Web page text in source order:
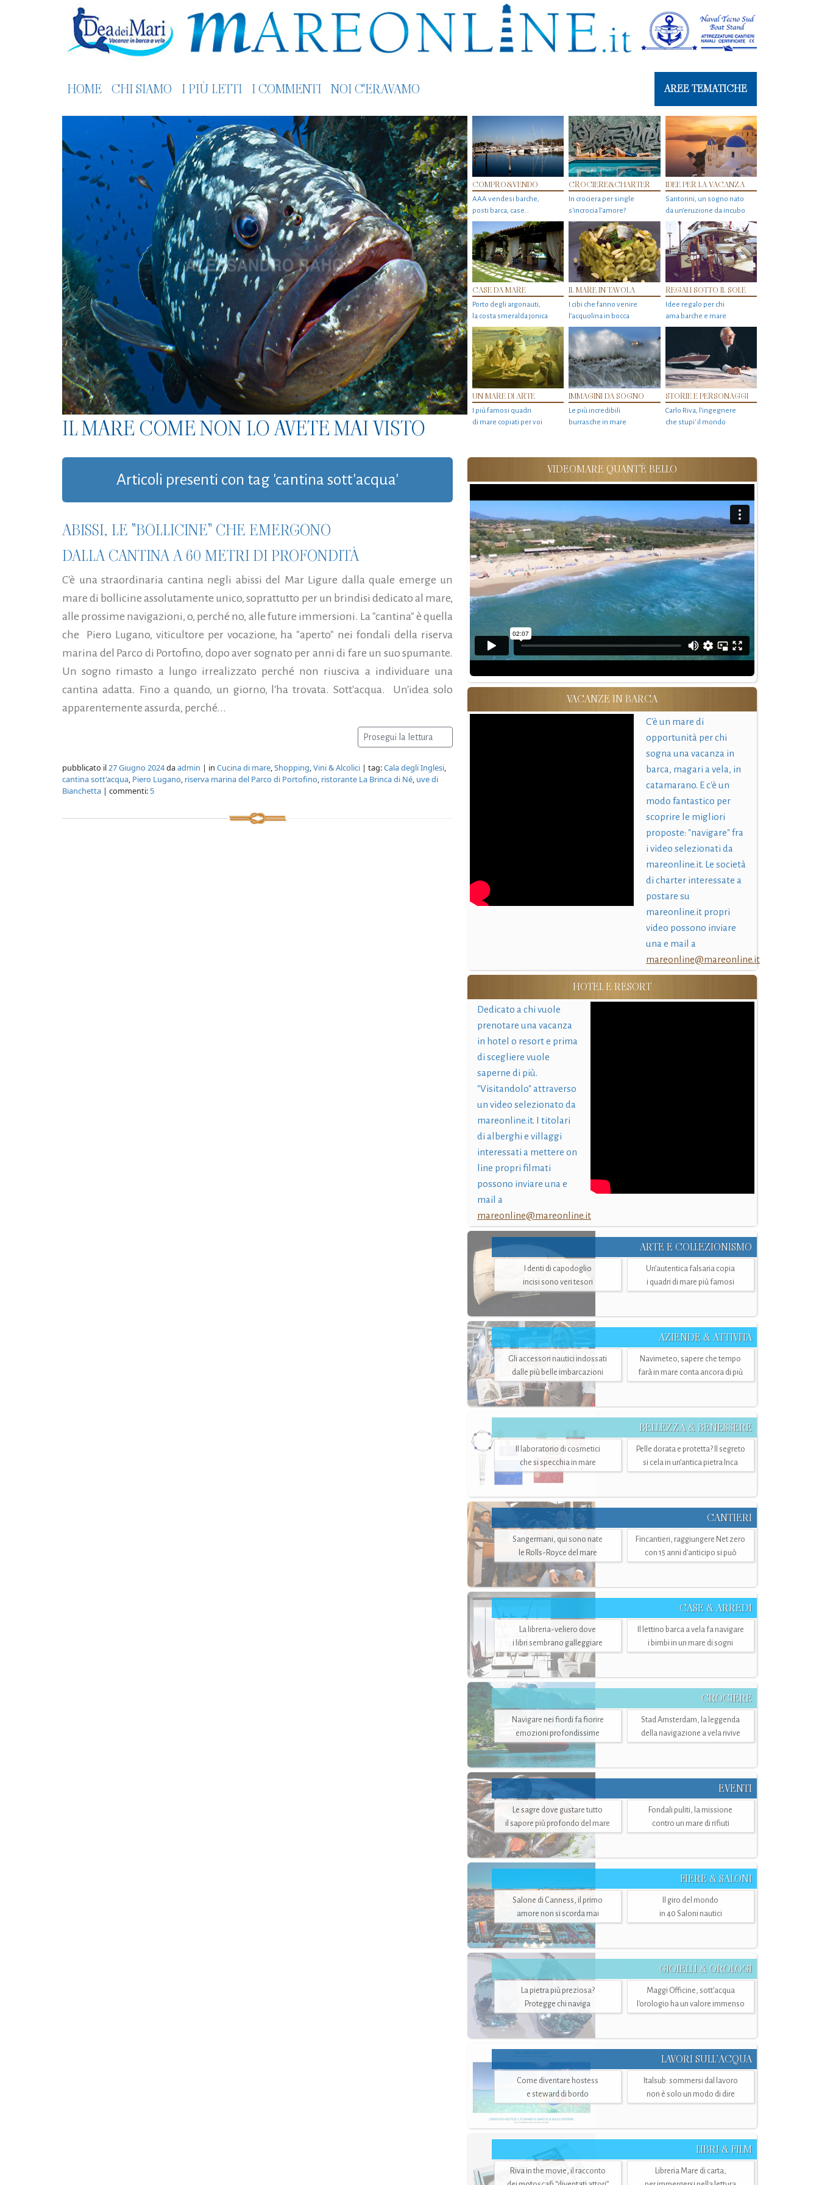
HOME CHI SIAMO I PIÙ LETTI I COMMENTI NOI C'ERAVAMO AREE TEMATICHE
IL MARE COME NON LO AVETE MAI VISTO
COMPRO&VENDO
AAA vendesi barche,
posti barca, case…
CROCIERE&CHARTER
In crociera per single
s'incrocia l’amore?
IDEE PER LA VACANZA
Santorini, un sogno nato
da un’eruzione da incubo
CASE DA MARE
Porto degli argonauti,
la costa smeralda jonica
IL MARE IN TAVOLA
I cibi che fanno venire
l’acquolina in bocca
REGALI SOTTO IL SOLE
Idee regalo per chi
ama barche e mare
UN MARE DI ARTE
I più famosi quadri
di mare copiati per voi
IMMAGINI DA SOGNO
Le più incredibili
burrasche in mare
STORIE E PERSONAGGI
Carlo Riva, l’ingegnere
che stupi' il mondo
Articoli presenti con tag 'cantina sott'acqua'
ABISSI, LE "BOLLICINE" CHE EMERGONO
DALLA CANTINA A 60 METRI DI PROFONDITÀ
C'è una straordinaria cantina negli abissi del Mar Ligure dalla quale emerge un
mare di bollicine assolutamente unico, soprattutto per un brindisi dedicato al mare,
alle prossime navigazioni, o, perché no, alle future immersioni. La "cantina" è quella
che Piero Lugano, viticultore per vocazione, ha "aperto" nei fondali della riserva
marina del Parco di Portofino, dopo aver sognato per anni di fare un suo spumante.
Un sogno rimasto a lungo irrealizzato perché non riusciva a individuare una
cantina adatta. Fino a quando, un giorno, l'ha trovata. Sott'acqua. Un'idea solo
apparentemente assurda, perché...
Prosegui la lettura
pubblicato il27 Giugno 2024daadmin | in Cucina di mare,Shopping,Vini & Alcolici | tag:Cala degli Inglesi,
cantina sott'acqua, Piero Lugano, riserva marina del Parco di Portofino, ristorante La Brinca di Né, uve di
Bianchetta | commenti: 5
VIDEOMARE QUANT'È BELLO
VACANZE IN BARCA
C'è un mare di
opportunità per chi
sogna una vacanza in
barca, magari a vela, in
catamarano. E c'è un
modo fantastico per
scoprire le migliori
proposte: "navigare" fra
i video selezionati da
mareonline.it. Le società
di charter interessate a
postare su
mareonline.it propri
video possono inviare
una e mail a
mareonline@mareonline.it
HOTEL E RESORT
Dedicato a chi vuole
prenotare una vacanza
in hotel o resort e prima
di scegliere vuole
saperne di più.
"Visitandolo" attraverso
un video selezionato da
mareonline.it. I titolari
di alberghi e villaggi
interessati a mettere on
line propri filmati
possono inviare una e
mail a
mareonline@mareonline.it
ARTE E COLLEZIONISMO
I denti di capodoglio
incisi sono veri tesori
Un’autentica falsaria copia
i quadri di mare più famosi
AZIENDE & ATTIVITÀ
Gli accessori nautici indossati
dalle più belle imbarcazioni
Navimeteo, sapere che tempo
farà in mare conta ancora di più
BELLEZZA & BENESSERE
Il laboratorio di cosmetici
che si specchia in mare
Pelle dorata e protetta? Il segreto
si cela in un’antica pietra Inca
CANTIERI
Sangermani, qui sono nate
le Rolls-Royce del mare
Fincantieri, raggiungere Net zero
con 15 anni d'anticipo si può
CASE & ARREDI
La libreria-veliero dove
i libri sembrano galleggiare
Il lettino barca a vela fa navigare
i bimbi in un mare di sogni
CROCIERE
Navigare nei fiordi fa fiorire
emozioni profondissime
Stad Amsterdam, la leggenda
della navigazione a vela rivive
EVENTI
Le sagre dove gustare tutto
il sapore più profondo del mare
Fondali puliti, la missione
contro un mare di rifiuti
FIERE & SALONI
Salone di Canness, il primo
amore non si scorda mai
Il giro del mondo
in 40 Saloni nautici
GIOIELLI & OROLOGI
La pietra più preziosa?
Protegge chi naviga
Maggi Officine, sott’acqua
l'orologio ha un valore immenso
LAVORI SULL’ACQUA
Come diventare hostess
e steward di bordo
Italsub: sommersi dal lavoro
non è solo un modo di dire
LIBRI & FILM
Riva in the movie, il racconto
Libreria Mare di carta,